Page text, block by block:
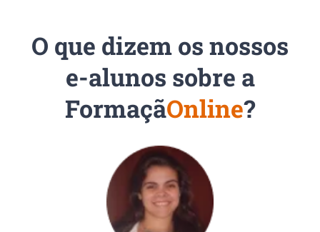
O que dizem os nossos
e-alunos sobre a
FormaçãOnline?